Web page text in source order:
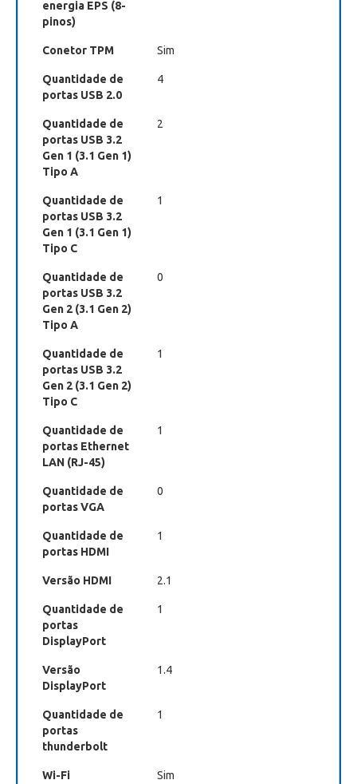
energia EPS (8-
pinos)
Conetor TPM Sim
Quantidade de
portas USB 2.0
4
Quantidade de
portas USB 3.2
Gen 1 (3.1 Gen 1)
Tipo A
2
Quantidade de
portas USB 3.2
Gen 1 (3.1 Gen 1)
Tipo C
1
Quantidade de
portas USB 3.2
Gen 2 (3.1 Gen 2)
Tipo A
0
Quantidade de
portas USB 3.2
Gen 2 (3.1 Gen 2)
Tipo C
1
Quantidade de
portas Ethernet
LAN (RJ-45)
1
Quantidade de
portas VGA
0
Quantidade de
portas HDMI
1
Versão HDMI 2.1
Quantidade de
portas
DisplayPort
1
Versão
DisplayPort
1.4
Quantidade de
portas
thunderbolt
1
Wi-Fi Sim